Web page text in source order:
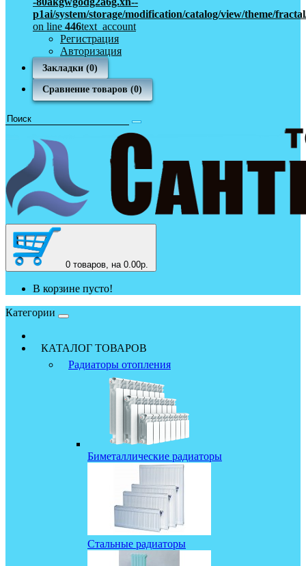
p1ai/system/storage/modification/catalog/view/theme/
on line 446text_account
Регистрация
Авторизация
Закладки (0)
Сравнение товаров (0)
0 товаров, на 0.00р.
В корзине пусто!
Категории
КАТАЛОГ ТОВАРОВ
Радиаторы отопления
Биметаллические радиаторы
Стальные радиаторы